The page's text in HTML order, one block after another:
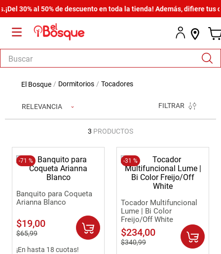
30% al 50% de descuento en toda la tienda! Además, difiere tus
Buscar
dormitorios tocadores
RELEVANCIA FILTRAR
3 PRODUCTOS
-71 %
Banquito para Coqueta
Arianna Blanco
$19,00
$65,99
¡En hasta 18 cuotas!
-31 %
Tocador Multifuncional
Lume | Bi Color
Freijo/Off White
$234,00
$340,99
comedor
cama
comoda
armario lux
sofa
. camas